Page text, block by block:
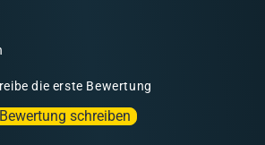
die erste Bewertung
Bewertung schreiben